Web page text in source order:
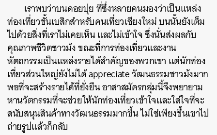
เราพบว่าบนดอยปุย ที่ซึ่งหลายคนมองว่าเป็นแหล่ง
ท่องเที่ยวขั้นเบสิกสำหรับคนเที่ยวเชียงใหม่ บนนั้นยังเต็ม
ไปด้วยสิ่งที่เราไม่เคยเห็น และไม่เข้าใจ ซึ่งนั่นส่งผลกับ
คุณภาพชีวิตชาวม้ง ขณะที่การท่องเที่ยวและงาน
หัตถกรรมเป็นแหล่งรายได้สำคัญของพวกเขา แต่นักท่อง
เที่ยวส่วนใหญ่ยังไม่ได้appreciateวัฒนธรรมชาวม้งมาก
พอที่จะสร้างรายได้ที่ยั่งยืน อาสาสมัครกลุ่มนี้จึงพยายาม
หานวัตกรรมที่จะช่วยให้นักท่องเที่ยวเข้าใจและใส่ใจที่จะ
สนับสนุนสินค้าทางวัฒนธรรมมากขึ้น ไม่ใช่เพียงขึ้นเขาไป
ถ่ายรูปแล้วก็กลับ